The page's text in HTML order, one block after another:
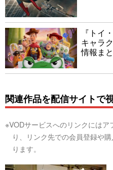
『トイ
キャラ
情報まと
関連作品を配信サイトで
※VODサービスへのリンクには
り、リンク先での会員登録や
ります。